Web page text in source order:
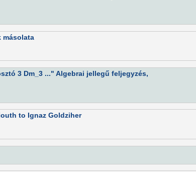
másolata
3 Dm_3 ..." Algebrai jellegű feljegyzés,
to Ignaz Goldziher